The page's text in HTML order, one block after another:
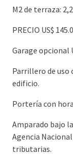
M2 de terraza:
PRECIO US$
Garage opcional
Parrillero de uso
edificio.
Portería con
Amparado bajo la
Agencia
tributarias.